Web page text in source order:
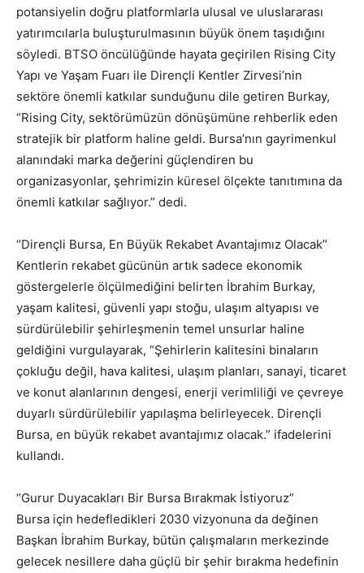
potansiyelin doğru platformlarla ulusal ve uluslararası
yatırımcılarla buluşturulmasının büyük önem taşıdığını
söyledi. BTSO öncülüğünde hayata geçirilen Rising City
Yapı ve Yaşam Fuarı ile Dirençli Kentler Zirvesi’nin
sektöre önemli katkılar sunduğunu dile getiren Burkay,
“Rising City, sektörümüzün dönüşümüne rehberlik eden
stratejik bir platform haline geldi. Bursa’nın gayrimenkul
alanındaki marka değerini güçlendiren bu
organizasyonlar, şehrimizin küresel ölçekte tanıtımına da
önemli katkılar sağlıyor.” dedi.
“Dirençli Bursa, En Büyük Rekabet Avantajımız Olacak”
Kentlerin rekabet gücünün artık sadece ekonomik
göstergelerle ölçülmediğini belirten İbrahim Burkay,
yaşam kalitesi, güvenli yapı stoğu, ulaşım altyapısı ve
sürdürülebilir şehirleşmenin temel unsurlar haline
geldiğini vurgulayarak, “Şehirlerin kalitesini binaların
çokluğu değil, hava kalitesi, ulaşım planları, sanayi, ticaret
ve konut alanlarının dengesi, enerji verimliliği ve çevreye
duyarlı sürdürülebilir yapılaşma belirleyecek. Dirençli
Bursa, en büyük rekabet avantajımız olacak.” ifadelerini
kullandı.
“Gurur Duyacakları Bir Bursa Bırakmak İstiyoruz”
Bursa için hedefledikleri 2030 vizyonuna da değinen
Başkan İbrahim Burkay, bütün çalışmaların merkezinde
gelecek nesillere daha güçlü bir şehir bırakma hedefinin